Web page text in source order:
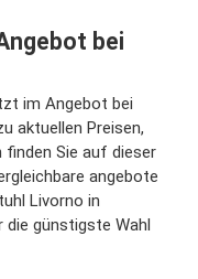
bei
im Angebot bei
aktuellen Preisen,
Sie auf dieser
angebote
Livorno in
die günstigste Wahl